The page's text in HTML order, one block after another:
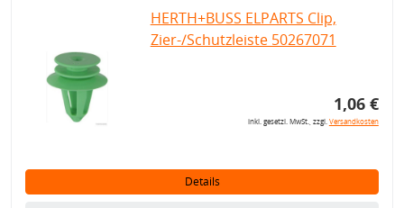
HERTH+BUSS ELPARTS Clip,
Zier-/Schutzleiste 50267071
1,06 €
inkl. gesetzl. MwSt., zzgl.Versandkosten
Details